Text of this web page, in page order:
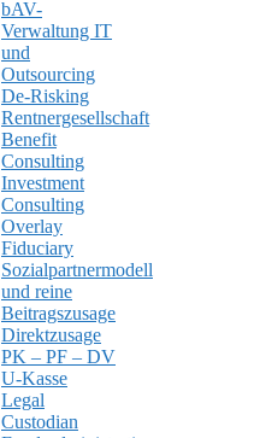
bAV-
Verwaltung IT
und
Outsourcing
De-Risking
Rentnergesellschaft
Benefit
Consulting
Investment
Consulting
Overlay
Fiduciary
Sozialpartnermodell
und reine
Beitragszusage
Direktzusage
PK – PF – DV
U-Kasse
Legal
Custodian